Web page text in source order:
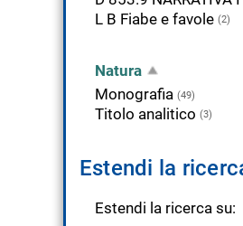
L B Fiabe e favole (2)
Natura
Monografia (49)
Titolo analitico (3)
Estendi la
Estendi la ricerca su: